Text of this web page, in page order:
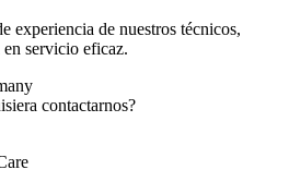
experiencia de nuestros técnicos,
servicio eficaz.
contactarnos?